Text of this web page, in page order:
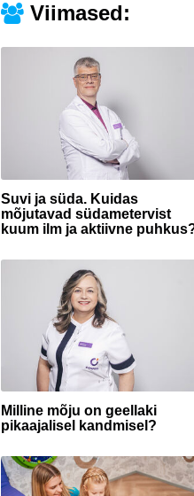
Viimased:
Suvi ja süda. Kuidas
mõjutavad südametervist
kuum ilm ja aktiivne
Milline mõju on geellaki
pikaajalisel kandmisel?